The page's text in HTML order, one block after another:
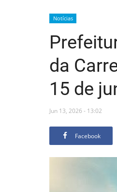
Notícias
da
15 de
Jun 13, 2026 - 13:02
Facebook